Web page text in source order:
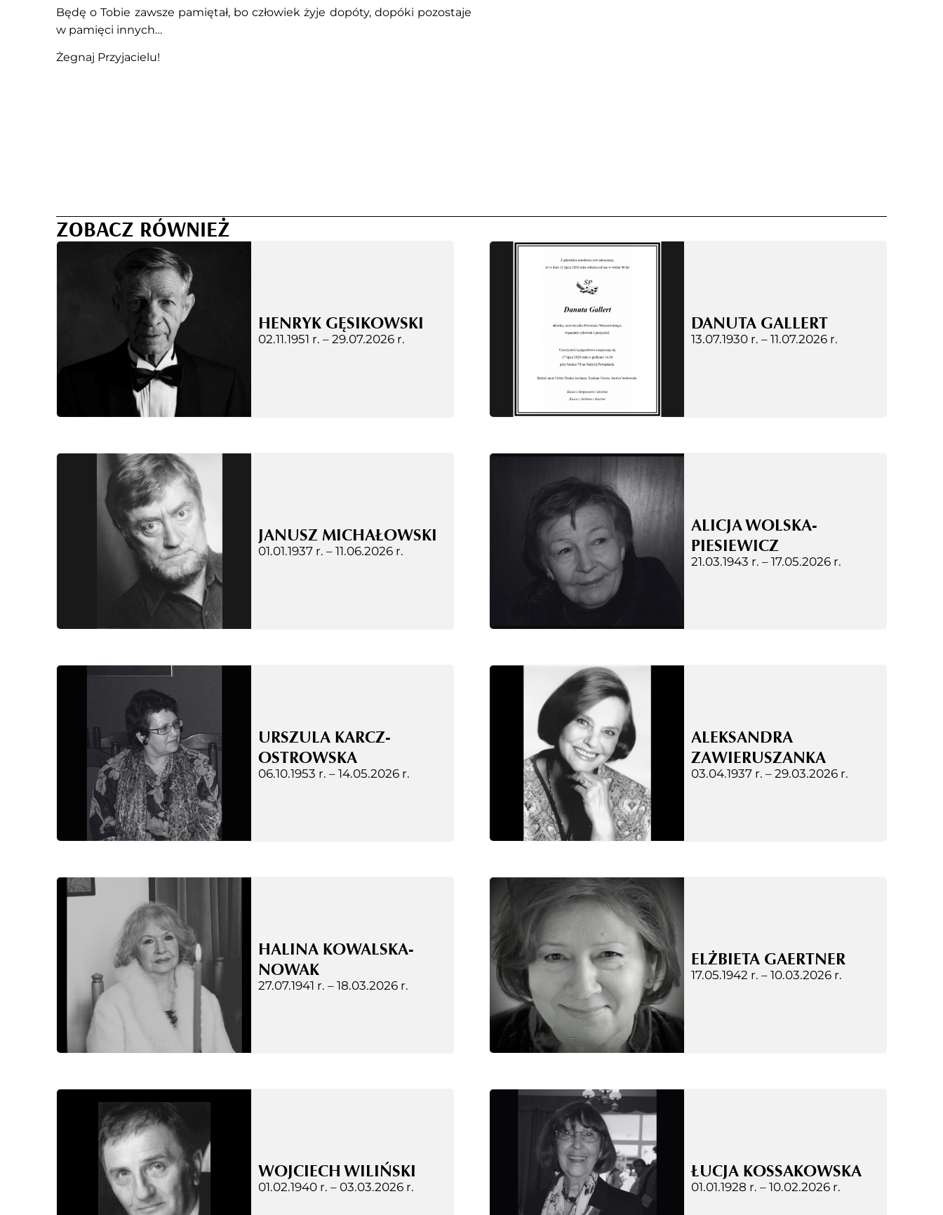
Będę o Tobie zawsze pamiętał, bo człowiek żyje dopóty, dopóki pozostaje
w pamięci innych…
Żegnaj Przyjacielu!
ZOBACZ RÓWNIEŻ
HENRYK GĘSIKOWSKI
02.11.1951 r. –29.07.2026 r.
DANUTA GALLERT
13.07.1930 r. –11.07.2026 r.
JANUSZ MICHAŁOWSKI
01.01.1937 r. –11.06.2026 r.
ALICJA WOLSKA-
PIESIEWICZ
21.03.1943 r. –17.05.2026 r.
URSZULA KARCZ-
OSTROWSKA
06.10.1953 r. –14.05.2026 r.
ALEKSANDRA
ZAWIERUSZANKA
03.04.1937 r. –29.03.2026 r.
HALINA KOWALSKA-
NOWAK
27.07.1941 r. –18.03.2026 r.
ELŻBIETA GAERTNER
17.05.1942 r. –10.03.2026 r.
WOJCIECH WILIŃSKI
01.02.1940 r. – 03.03.2026 r.
ŁUCJA KOSSAKOWSKA
01.01.1928 r. –10.02.2026 r.